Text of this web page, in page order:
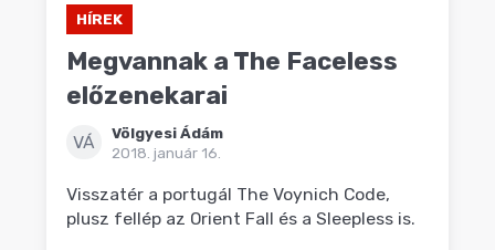
HÍREK
Megvannak a The Faceless
előzenekarai
VÁ
Völgyesi Ádám
2018. január 16.
Visszatér a portugál The Voynich Code,
plusz fellép az Orient Fall és a Sleepless is.